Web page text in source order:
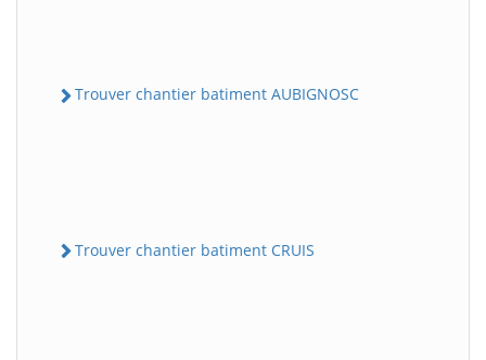
Trouver chantier batiment AUBIGNOSC
Trouver chantier batiment CRUIS